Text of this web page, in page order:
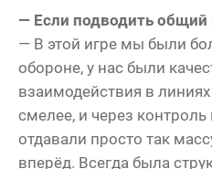
— Если подводить общий
— В этой игре мы были
обороне, у нас были
взаимодействия в
смелее, и через
отдавали просто так
вперёд. Всегда была